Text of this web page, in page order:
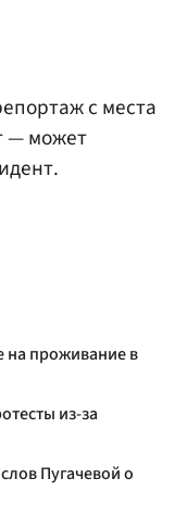
с места
— может
на проживание в
из-за
Пугачевой о